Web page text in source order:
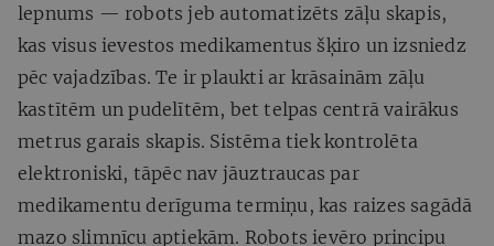
lepnums — robots jeb automatizēts zāļu skapis,
kas visus ievestos medikamentus šķiro un izsniedz
pēc vajadzības. Te ir plaukti ar krāsainām zāļu
kastītēm un pudelītēm, bet telpas centrā vairākus
metrus garais skapis. Sistēma tiek kontrolēta
elektroniski, tāpēc nav jāuztraucas par
medikamentu derīguma termiņu, kas raizes sagādā
mazo slimnīcu aptiekām. Robots ievēro principu